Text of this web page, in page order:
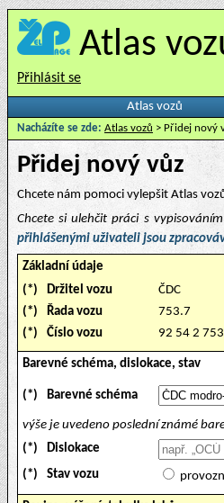
Atlas
Přihlásit se
Atlas vozů
Nacházíte se zde: Atlas vozů > Přidej nový
Přidej nový vůz
Chcete nám pomoci vylepšit Atlas
Chcete si ulehčit práci s
přihlášenými uživateli jsou
Základní údaje
(*)
Držitel vozu
ČDC
(*)
Řada vozu
753.7
(*)
Číslo vozu 92 54 2
Barevné schéma, dislokace, stav
(*) Barevné schéma
výše je uvedeno poslední známé
(*)
Dislokace
(*)
Stav vozu